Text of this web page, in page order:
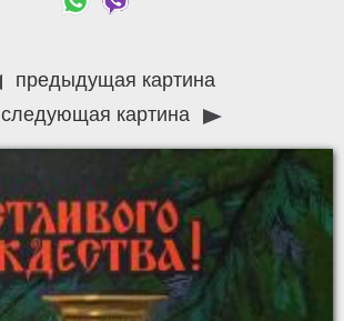
предыдущая картина
следующая картина